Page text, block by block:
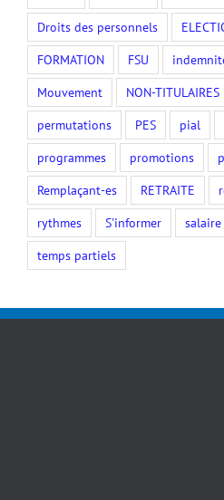
Droits des personnels
FORMATION
FSU
Mouvement
NON-TITULAIRES
permutations
PES pial
programmes
promotions
Remplaçant-es
RETRAITE
rythmes
S'informer salaire
temps partiels